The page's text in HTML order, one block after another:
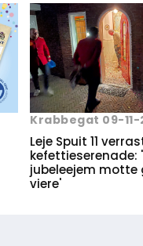
Krabbegat 09-11-
Leje Spuit 11
kefettieserenade:
jubeleejem motte
viere'